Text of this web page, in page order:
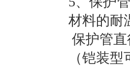
材料的耐
保护管
（铠装